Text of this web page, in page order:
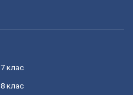
7 клас
8 клас